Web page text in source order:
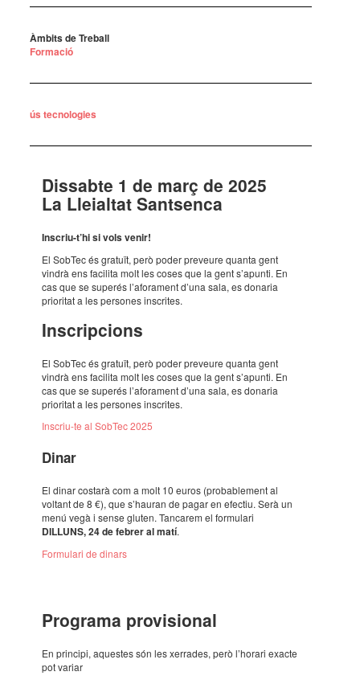
Àmbits de Treball
Formació
ús tecnologies
Dissabte 1 de març de 2025
La Lleial­tat Sant­senca
Inscriu-t’hi si vols venir!
El SobTec és gratuït, però poder preveure quanta gent
vindrà ens faci­lita molt les coses que la gent s’apunti. En
cas que se supe­rés l’afo­ra­ment d’una sala, es dona­ria
prio­ri­tat a les perso­nes inscri­tes.
Inscrip­ci­ons
El SobTec és gratuït, però poder preveure quanta gent
vindrà ens faci­lita molt les coses que la gent s’apunti. En
cas que se supe­rés l’afo­ra­ment d’una sala, es dona­ria
prio­ri­tat a les perso­nes inscri­tes.
Inscriu-te al SobTec 2025
Dinar
El dinar costarà com a molt 10 euros (proba­ble­ment al
voltant de 8 €), que s’hau­ran de pagar en efec­tiu. Serà un
menú vegà i sense gluten. Tanca­rem el formu­lari
DILLUNS, 24 de febrer al matí.
Formu­lari de dinars
Programa provi­si­o­nal
En prin­cipi, aques­tes són les xerra­des, però l’ho­rari exacte
pot variar